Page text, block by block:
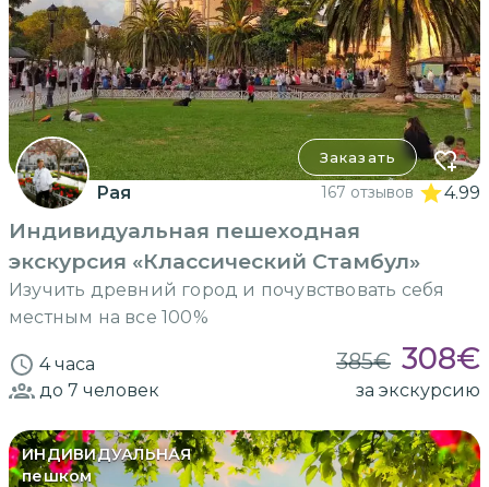
Заказать
Рая 167 отзывов 4.99
Индивидуальная пешеходная
экскурсия «Классический Стамбул»
Изучить древний город и почувствовать себя
местным на все 100%
4 часа 385€ 308€
до 7 человек за экскурсию
ИНДИВИДУАЛЬНАЯ
пешком